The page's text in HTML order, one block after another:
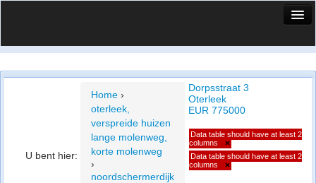
Vergelijk prijsposities - wijk
U bent hier:
Home ›
oterleek,
verspreide huizen
lange molenweg,
korte molenweg
›
noordschermerdijk
Dorpsstraat 3
Oterleek
EUR 775000
Data table should have at least 2
columns
×
Data table should have at least 2
columns
×